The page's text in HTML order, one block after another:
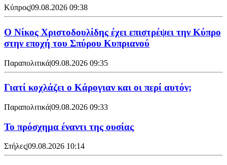
Κύπρος|09.08.2026 09:38
Ο Νίκος Χριστοδουλίδης έχει επιστρέψει την Κύπρο
στην εποχή του Σπύρου Κυπριανού
Παραπολιτικά|09.08.2026 09:35
Γιατί κοχλάζει ο Κάρογιαν και οι περί αυτόν;
Παραπολιτικά|09.08.2026 09:33
Το πρόσχημα έναντι της ουσίας
Στήλες|09.08.2026 10:14